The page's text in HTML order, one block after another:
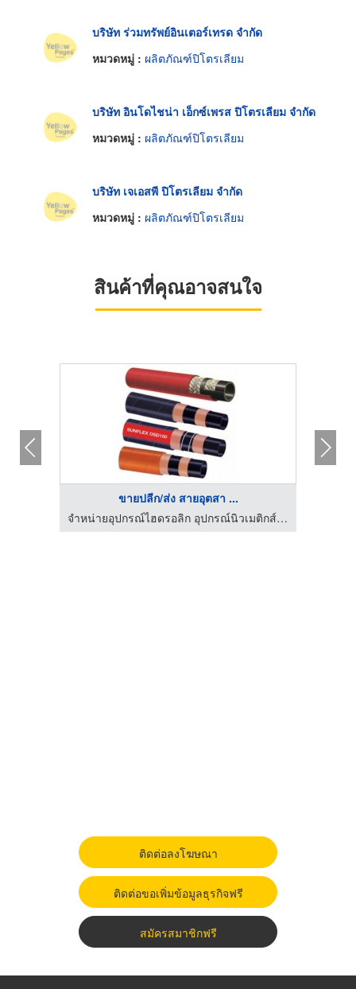
บริษัท ร่วมทรัพย์อินเตอร์เทรด จำกัด
หมวดหมู่ : ผลิตภัณฑ์ปิโตรเลียม
บริษัท อินโดไชน่า เอ็กซ์เพรส ปิโตรเลียม จำกัด
หมวดหมู่ : ผลิตภัณฑ์ปิโตรเลียม
บริษัท เจเอสพี ปิโตรเลียม จำกัด
หมวดหมู่ : ผลิตภัณฑ์ปิโตรเลียม
สินค้าที่คุณอาจสนใจ
ขายปลีก/ส่ง สายอุตสา ...
จำหน่ายอุปกรณ์ไฮดรอลิก อุปกรณ์นิวเมติกส์ - อาร์ เอส โฮส ด๊อกเตอร์
ติดต่อลงโฆษณา
ติดต่อขอเพิ่มข้อมูลธุรกิจฟรี
สมัครสมาชิกฟรี